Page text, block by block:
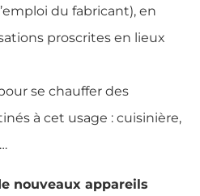
du fabricant), en
proscrites en lieux
se chauffer des
à cet usage : cuisinière,
nouveaux appareils